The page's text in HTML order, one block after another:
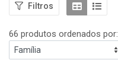
Filtros
66 produtos ordenados por: